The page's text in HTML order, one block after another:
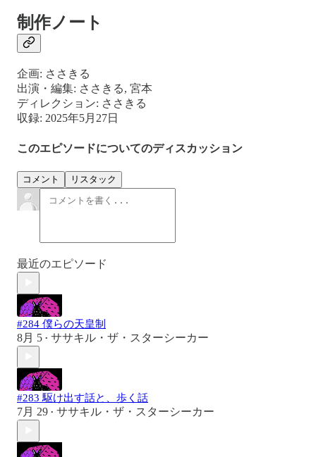
制作ノート
企画: ささきる
出演・編集: ささきる, 宮本
ディレクション: ささきる
収録: 2025年5月27日
このエピソードについてのディスカッション
コメント リスタック
最近のエピソード
#284 僕らの天皇制
8月 5 • ササキル・ザ・スターシーカー
#283 駆け出す話と、歩く話
7月 29 • ササキル・ザ・スターシーカー